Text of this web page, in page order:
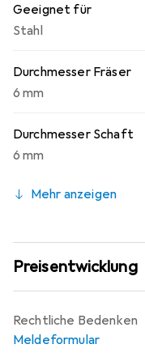
Geeignet für
Stahl
Durchmesser Fräser
6 mm
Durchmesser Schaft
6 mm
Mehr anzeigen
Preisentwicklung
Rechtliche Bedenken
Meldeformular